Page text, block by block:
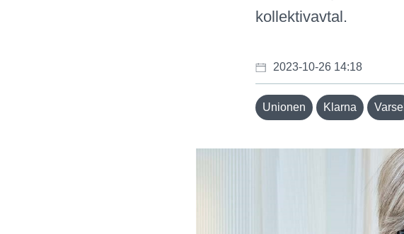
kollektivavtal.
2023-10-26 14:18
Unionen Klarna Varsel